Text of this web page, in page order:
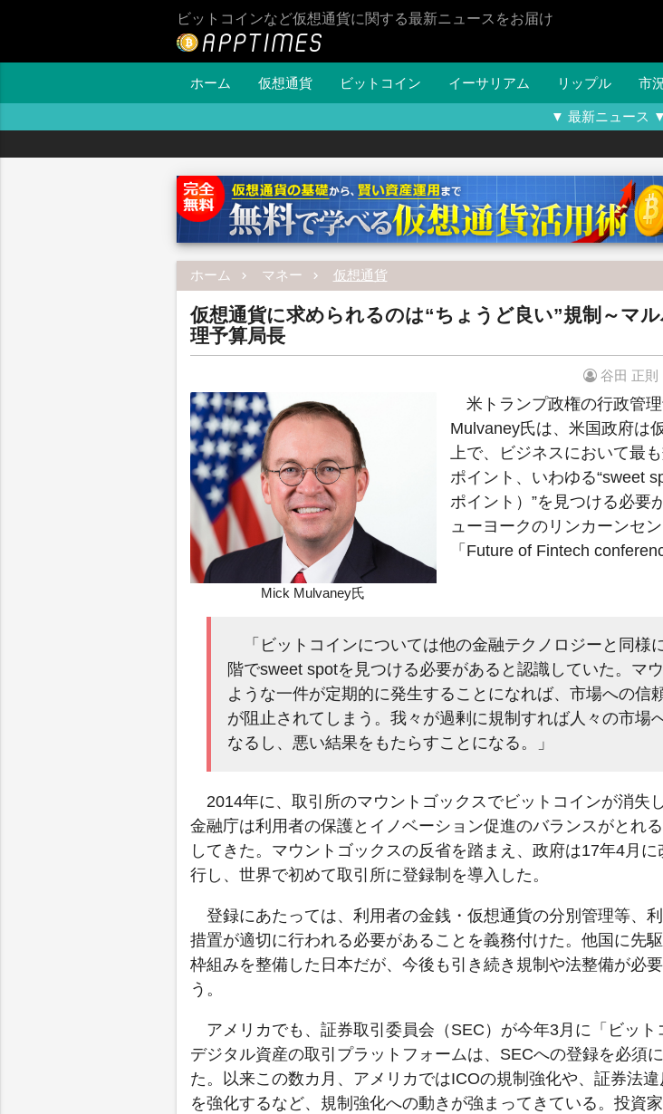
ビットコインなど仮想通貨に関する最新ニュースをお届け
ホーム 仮想通貨 ビットコイン イーサリアム リップル 市況
▼ 最新ニュース ▼
ホーム マネー 仮想通貨
仮想通貨に求められるのは“ちょうど良い”規制～マ
理予算局長
谷田 正則
Mick Mulvaney氏
米トランプ政権の行政管
Mulvaney氏は、米国政府は
上で、ビジネスにおいて最
ポイント、いわゆる“sweet
ポイント）”を見つける必要
ューヨークのリンカーンセ
「Future of Fintech
「ビットコインについては他の金融テクノロジーと同様
階でsweet spotを見つける必要があると認識していた。マ
ような一件が定期的に発生することになれば、市場への信
が阻止されてしまう。我々が過剰に規制すれば人々の市場
なるし、悪い結果をもたらすことになる。」
2014年に、取引所のマウントゴックスでビットコインが消失
金融庁は利用者の保護とイノベーション促進のバランスがとれ
してきた。マウントゴックスの反省を踏まえ、政府は17年4月
行し、世界で初めて取引所に登録制を導入した。
登録にあたっては、利用者の金銭・仮想通貨の分別管理等、
措置が適切に行われる必要があることを義務付けた。他国に先
枠組みを整備した日本だが、今後も引き続き規制や法整備が必
う。
アメリカでも、証券取引委員会（SEC）が今年3月に「ビット
デジタル資産の取引プラットフォームは、SECへの登録を必須
た。以来この数カ月、アメリカではICOの規制強化や、証券法
を強化するなど、規制強化への動きが強まってきている。投資